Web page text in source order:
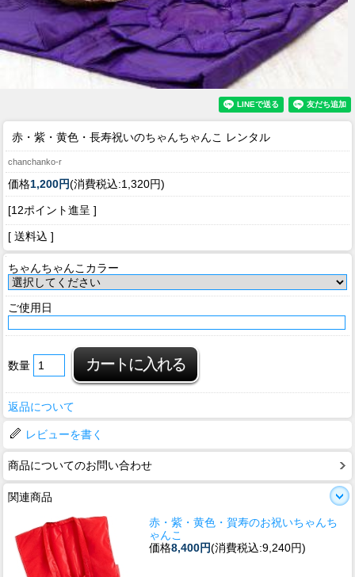
赤・紫・黄色・長寿祝いのちゃんちゃんこ レンタル
chanchanko-r
価格1,200円(消費税込:1,320円)
[12ポイント進呈 ]
[ 送料込 ]
ちゃんちゃんこカラー
ご使用日
数量
返品について
レビューを書く
商品についてのお問い合わせ
関連商品
赤・紫・黄色・賀寿のお祝いちゃんち
ゃんこ
価格8,400円(消費税込:9,240円)